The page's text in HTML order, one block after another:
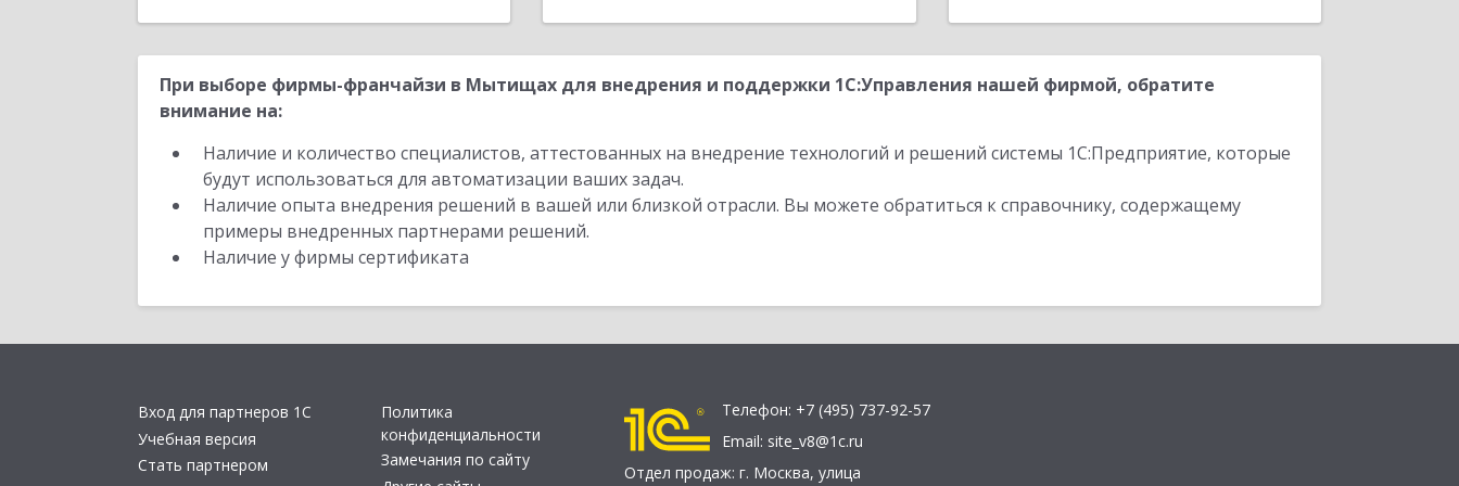
При выборе фирмы-франчайзи в Мытищах для внедрения и поддержки 1С:Управления нашей фирмой, обратите
внимание на:
Наличие и количество специалистов, аттестованных на внедрение технологий и решений системы 1С:Предприятие, которые
будут использоваться для автоматизации ваших задач.
Наличие опыта внедрения решений в вашей или близкой отрасли. Вы можете обратиться к справочнику, содержащему
примеры внедренных партнерами решений.
Наличие у фирмы сертификата
Вход для партнеров 1С
Учебная версия
Стать партнером
Политика
конфиденциальности
Замечания по сайту
Телефон: +7 (495) 737-92-57
Email: site_v8@1c.ru
Отдел продаж: г. Москва, улица